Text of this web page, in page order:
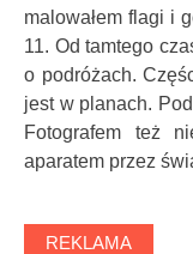
malowałem flagi i
11. Od tamtego
o podróżach.
jest w planach.
Fotografem też
aparatem przez
REKLAMA